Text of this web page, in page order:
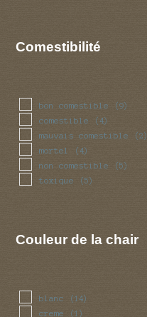
Comestibilité
bon comestible (9)
comestible (4)
mauvais comestible (2)
mortel (4)
non comestible (5)
toxique (5)
Couleur de la chair
blanc (14)
creme (1)